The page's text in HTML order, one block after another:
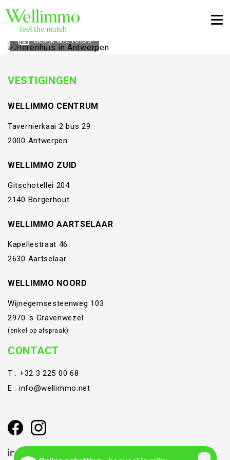
Bekijk alle foto's
VESTIGINGEN
WELLIMMO CENTRUM
Tavernierkaai 2 bus 29
2000 Antwerpen
WELLIMMO ZUID
Gitschotellei 204
2140 Borgerhout
WELLIMMO AARTSELAAR
Kapellestraat 46
2630 Aartselaar
WELLIMMO NOORD
Wijnegemsesteenweg 103
2970 's Gravenwezel
(enkel op afspraak)
CONTACT
T : +32 3 225 00 68
E : info@wellimmo.net